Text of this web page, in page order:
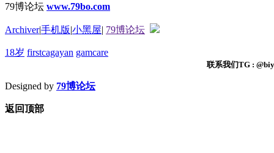
79博论坛 www.79bo.com
Archiver|手机版|小黑屋| 79博论坛
18岁 firstcagayan gamcare
联系我们TG :
Designed by 79博论坛
返回顶部